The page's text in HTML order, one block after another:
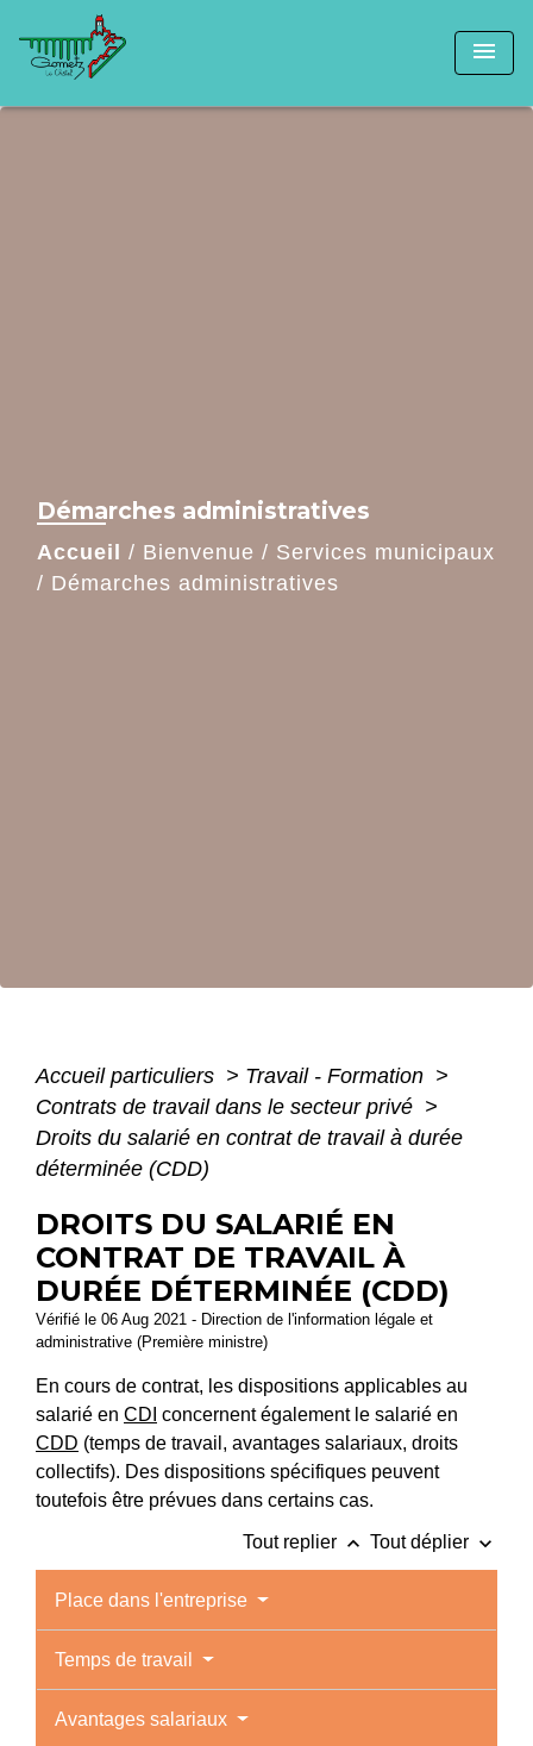
menu
Démarches administratives
Accueil / Bienvenue / Services municipaux
/ Démarches administratives
Accueil particuliers > Travail - Formation >
Contrats de travail dans le secteur privé >
Droits du salarié en contrat de travail à durée
déterminée (CDD)
DROITS DU SALARIÉ EN
CONTRAT DE TRAVAIL À
DURÉE DÉTERMINÉE (CDD)
Vérifié le 06 Aug 2021 - Direction de l'information légale et
administrative (Première ministre)
En cours de contrat, les dispositions applicables au
salarié en CDI concernent également le salarié en
CDD (temps de travail, avantages salariaux, droits
collectifs). Des dispositions spécifiques peuvent
toutefois être prévues dans certains cas.
Tout replier keyboard_arrow_up Tout déplier keyboard_arrow_down
Place dans l'entreprise
Temps de travail
Avantages salariaux